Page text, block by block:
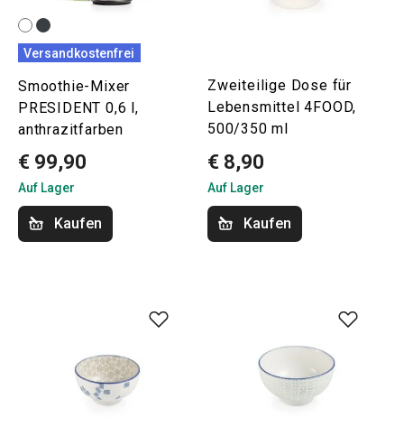
Versandkostenfrei
Smoothie-Mixer
PRESIDENT 0,6 l,
anthrazitfarben
€ 99,90
Auf Lager
Kaufen
Zweiteilige Dose für
Lebensmittel 4FOOD,
500/350 ml
€ 8,90
Auf Lager
Kaufen